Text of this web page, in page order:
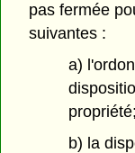
pas fermée
suivantes :
a)
propriété;
b) la